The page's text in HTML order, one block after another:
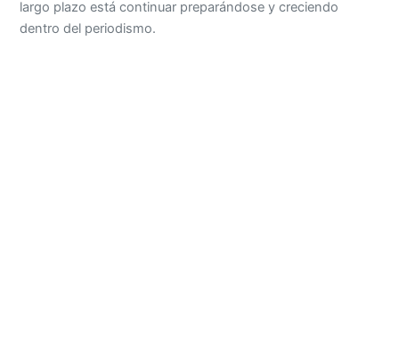
largo plazo está continuar preparándose y creciendo
dentro del periodismo.